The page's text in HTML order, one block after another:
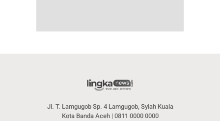
Jl. T. Lamgugob Sp. 4 Lamgugob, Syiah Kuala
Kota Banda Aceh | 0811 0000 0000